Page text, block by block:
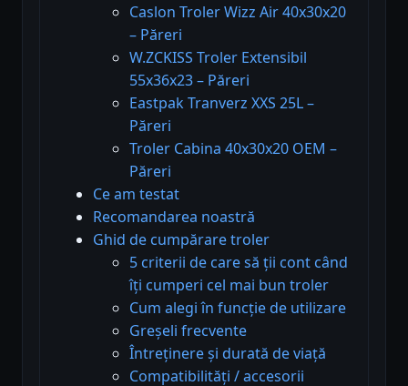
Caslon Troler Wizz Air 40x30x20
– Păreri
W.ZCKISS Troler Extensibil
55x36x23 – Păreri
Eastpak Tranverz XXS 25L –
Păreri
Troler Cabina 40x30x20 OEM –
Păreri
Ce am testat
Recomandarea noastră
Ghid de cumpărare troler
5 criterii de care să ții cont când
îți cumperi cel mai bun troler
Cum alegi în funcție de utilizare
Greșeli frecvente
Întreținere și durată de viață
Compatibilități / accesorii